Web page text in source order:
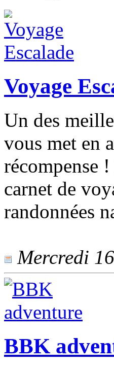
Voyage
Un des
vous met en
récompense
carnet de
randonnées
Mercredi
BBK